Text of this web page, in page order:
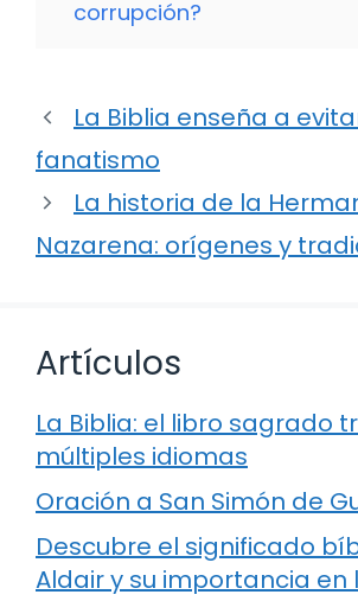
corrupción?
La Biblia enseña a
fanatismo
La historia de la
Nazarena: orígenes y
Artículos
La Biblia: el libro sagrado
múltiples idiomas
Oración a San Simón de
Descubre el significado
Aldair y su importancia en